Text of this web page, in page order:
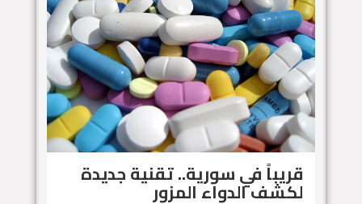
قريباً في سورية.. تقنية جديدة
لكشف الدواء المزور